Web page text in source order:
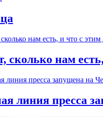
сколько нам
линия пресса